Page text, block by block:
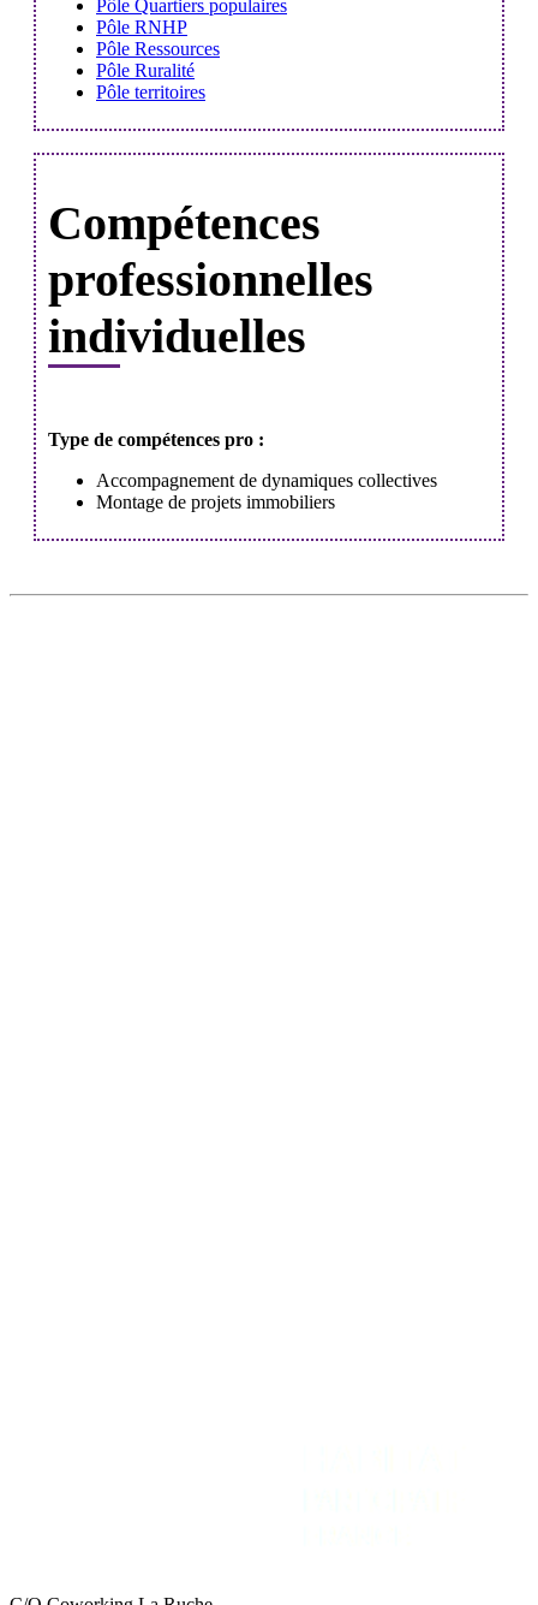
Pôle Quartiers populaires
Pôle RNHP
Pôle Ressources
Pôle Ruralité
Pôle territoires
Compétences
professionnelles
individuelles
Type de compétences pro :
Accompagnement de dynamiques collectives
Montage de projets immobiliers